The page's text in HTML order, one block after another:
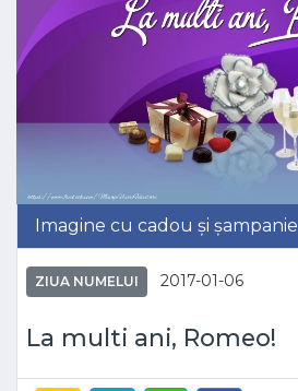
Imagine cu cadou și șampanie
ZIUA NUMELUI 2017-01-06
La multi ani, Romeo!